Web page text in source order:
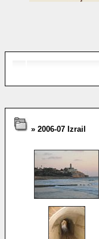
» 2006-07 Izrail